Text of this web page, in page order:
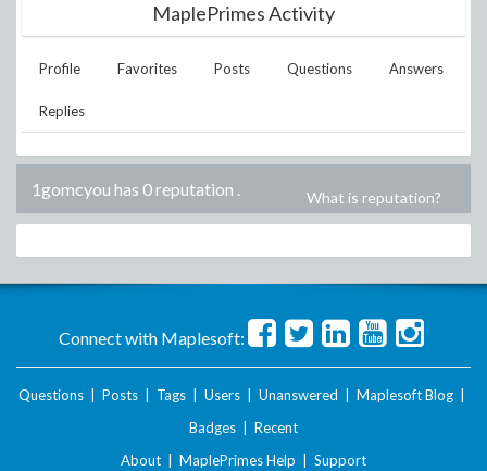
MaplePrimes Activity
Profile Favorites Posts Questions Answers
Replies
1gomcyou has 0 reputation . What is reputation?
Connect with Maplesoft:
Questions Posts Tags Users Unanswered Maplesoft Blog
Badges
Recent
About
MaplePrimes Help Support